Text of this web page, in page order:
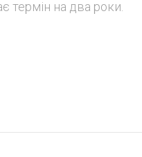
термін на два роки.